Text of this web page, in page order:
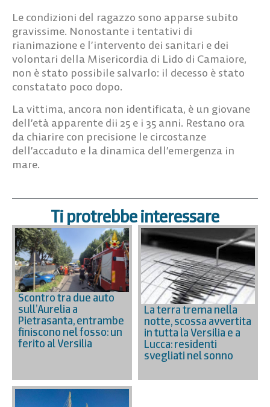
Le condizioni del ragazzo sono apparse subito
gravissime. Nonostante i tentativi di
rianimazione e l’intervento dei sanitari e dei
volontari della Misericordia di Lido di Camaiore,
non è stato possibile salvarlo: il decesso è stato
constatato poco dopo.
La vittima, ancora non identificata, è un giovane
dell’età apparente dii 25 e i 35 anni. Restano ora
da chiarire con precisione le circostanze
dell’accaduto e la dinamica dell’emergenza in
mare.
Ti protrebbe interessare
Scontro tra due auto
sull’Aurelia a
Pietrasanta, entrambe
finiscono nel fosso: un
ferito al Versilia
La terra trema nella
notte, scossa avvertita
in tutta la Versilia e a
Lucca: residenti
svegliati nel sonno